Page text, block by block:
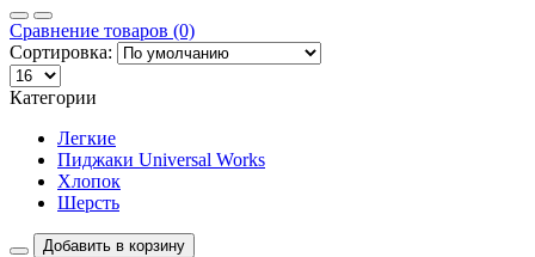
Сравнение товаров (0)
Сортировка:
Категории
Легкие
Пиджаки Universal Works
Хлопок
Шерсть
Добавить в корзину